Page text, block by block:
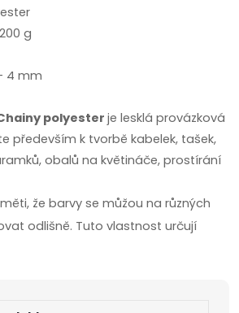
g
4 mm
polyester je lesklá provázková
především k tvorbě kabelek, tašek,
obalů na květináče, prostírání
že barvy se můžou na různých
odlišně. Tuto vlastnost určují